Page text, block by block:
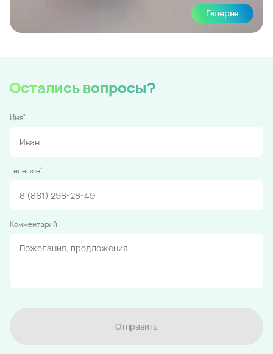
Галерея
Остались вопросы?
Имя*
Телефон*
Комментарий
Отправить